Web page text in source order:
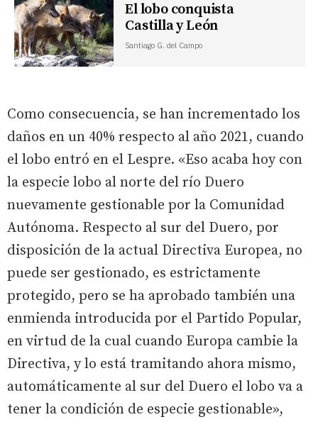
El lobo conquista
Castilla y León
Santiago G. del Campo
Como consecuencia, se han incrementado los
daños en un 40% respecto al año 2021, cuando
el lobo entró en el Lespre. «Eso acaba hoy con
la especie lobo al norte del río Duero
nuevamente gestionable por la Comunidad
Autónoma. Respecto al sur del Duero, por
disposición de la actual Directiva Europea, no
puede ser gestionado, es estrictamente
protegido, pero se ha aprobado también una
enmienda introducida por el Partido Popular,
en virtud de la cual cuando Europa cambie la
Directiva, y lo está tramitando ahora mismo,
automáticamente al sur del Duero el lobo va a
tener la condición de especie gestionable»,